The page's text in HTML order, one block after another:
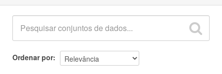
Ordenar por